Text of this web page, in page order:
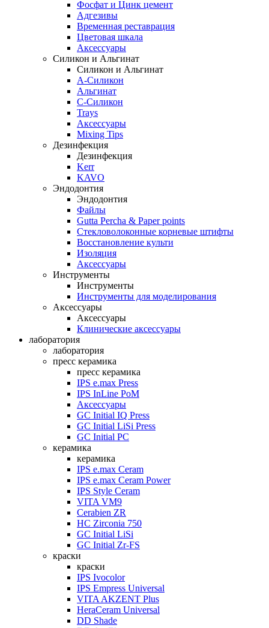
Фосфат и Цинк цемент
Адгезивы
Временная реставрация
Цветовая шкала
Аксессуары
Силикон и Альгинат
Силикон и Альгинат
A-Силикон
Альгинат
C-Силикон
Trays
Аксессуары
Mixing Tips
Дезинфекция
Дезинфекция
Kerr
KAVO
Эндодонтия
Эндодонтия
Файлы
Gutta Percha & Paper points
Стекловолоконные корневые штифты
Восстановление культи
Изоляция
Аксессуары
Инструменты
Инструменты
Инструменты для моделирования
Аксессуары
Аксессуары
Клинические аксессуары
лаборатория
лаборатория
пресс керамика
пресс керамика
IPS e.max Press
IPS InLine PoM
Аксессуары
GC Initial IQ Press
GC Initial LiSi Press
GC Initial PC
керамика
керамика
IPS e.max Ceram
IPS e.max Ceram Power
IPS Style Ceram
VITA VM9
Cerabien ZR
HC Zirconia 750
GC Initial LiSi
GC Initial Zr-FS
краски
краски
IPS Ivocolor
IPS Empress Universal
VITA AKZENT Plus
HeraCeram Universal
DD Shade